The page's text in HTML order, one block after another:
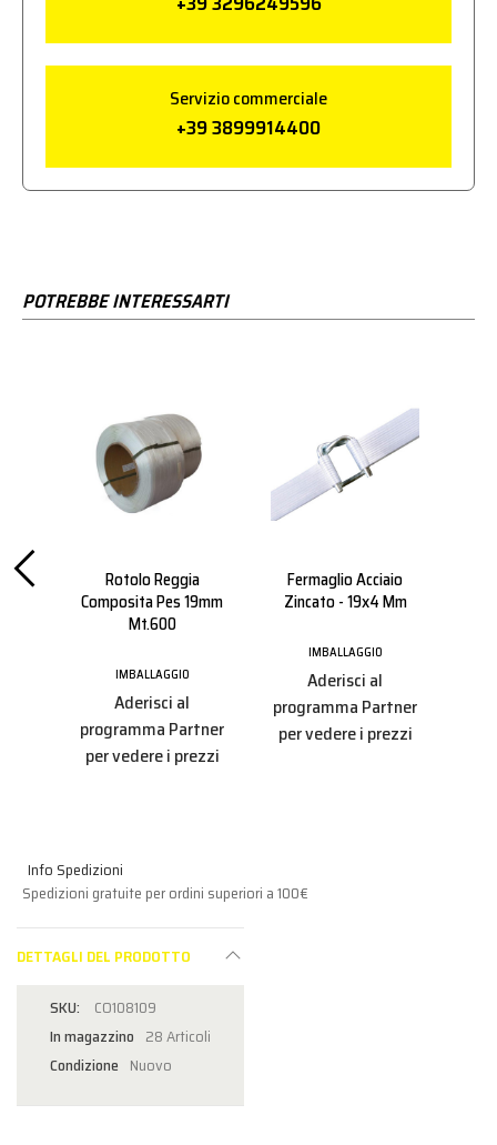
Servizio commerciale
+39 3899914400
POTREBBE INTERESSARTI
Rotolo Reggia
Composita Pes 19mm
Mt.600
IMBALLAGGIO
Aderisci al
programma Partner
per vedere i prezzi
Fermaglio Acciaio
Zincato - 19x4 Mm
IMBALLAGGIO
Aderisci al
programma Partner
per vedere i prezzi
Info Spedizioni
Spedizioni gratuite per ordini superiori a 100€
DETTAGLI DEL PRODOTTO
CO108109
In magazzino 28 Articoli
Condizione Nuovo